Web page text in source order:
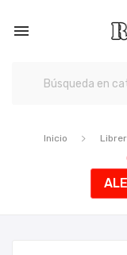

Inicio